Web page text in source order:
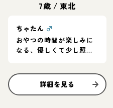
7歳 /東北
ちゃたん ♂
おやつの時間が楽しみに
なる、優しくて少し照れ
詳細を見る